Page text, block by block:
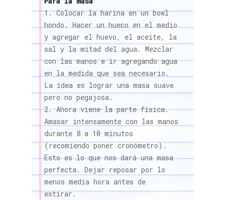
Colocar la harina en un bowl
hondo. Hacer un hueco en el medio
y agregar el huevo, el aceite, la
sal y la mitad del agua. Mezclar
con las manos e ir agregando agua
en la medida que sea necesario.
La idea es lograr una masa suave
pero no pegajosa.
Ahora viene la parte física.
Amasar intensamente con las manos
durante 8 a 10 minutos
(recomiendo poner cronómetro).
Esto es lo que nos dará una masa
perfecta. Dejar reposar por lo
menos media hora antes de
estirar.